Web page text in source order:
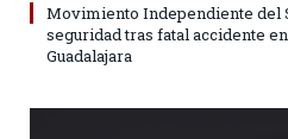
Movimiento Independiente del
seguridad tras fatal accidente
Guadalajara